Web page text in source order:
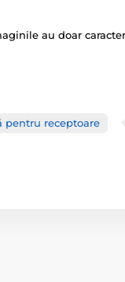
au doar
pentru receptoare